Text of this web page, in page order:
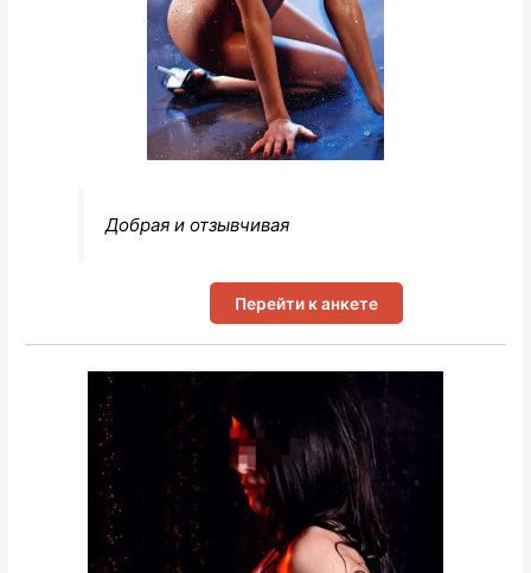
Добрая и отзывчивая
Перейти к анкете